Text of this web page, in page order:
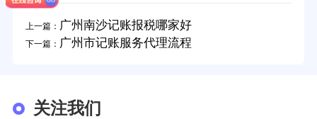
上一篇： 广州南沙记账报税哪家好
下一篇： 广州市记账服务代理流程
关注我们